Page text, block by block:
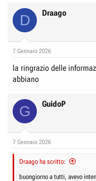
s
D Draago
7 Gennaio 2026
la ringrazio delle
abbiano
G GuidoP
7 Gennaio 2026
Draago ha scritto:
buongiorno a tutti, avevo